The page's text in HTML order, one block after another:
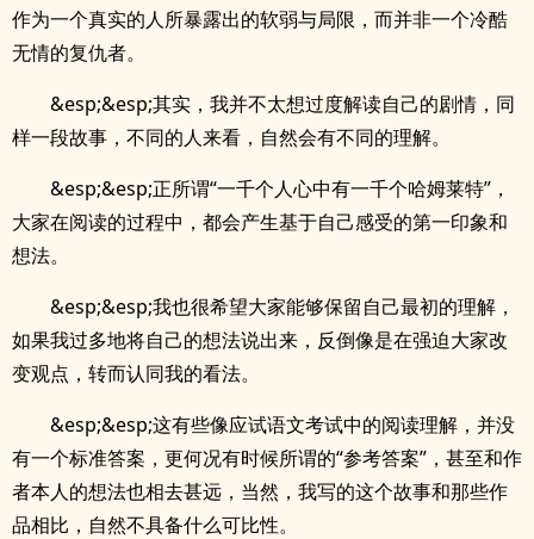
作为一个真实的人所暴露出的软弱与局限，而并非一个冷酷
无情的复仇者。
&esp;&esp;其实，我并不太想过度解读自己的剧情，同
样一段故事，不同的人来看，自然会有不同的理解。
&esp;&esp;正所谓“一千个人心中有一千个哈姆莱特”，
大家在阅读的过程中，都会产生基于自己感受的第一印象和
想法。
&esp;&esp;我也很希望大家能够保留自己最初的理解，
如果我过多地将自己的想法说出来，反倒像是在强迫大家改
变观点，转而认同我的看法。
&esp;&esp;这有些像应试语文考试中的阅读理解，并没
有一个标准答案，更何况有时候所谓的“参考答案”，甚至和作
者本人的想法也相去甚远，当然，我写的这个故事和那些作
品相比，自然不具备什么可比性。